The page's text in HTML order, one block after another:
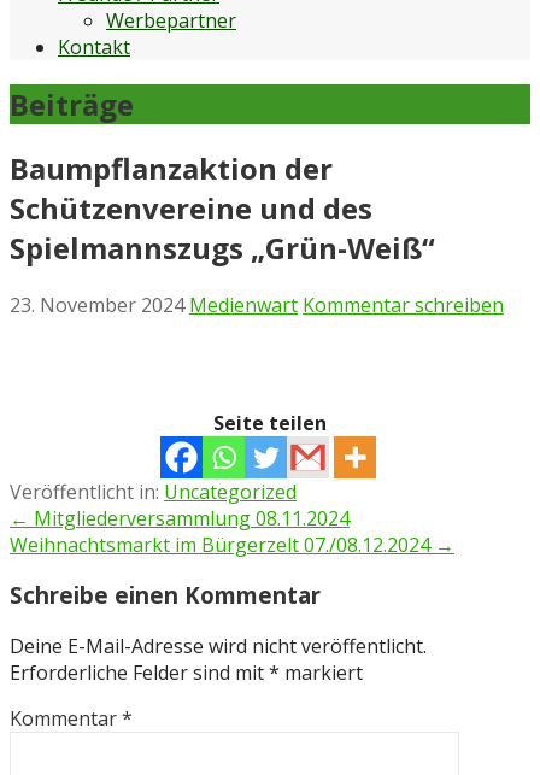
Werbepartner
Kontakt
Beiträge
Baumpflanzaktion der
Schützenvereine und des
Spielmannszugs „Grün-Weiß“
23. November 2024 Medienwart Kommentar schreiben
Seite teilen
Veröffentlicht in: Uncategorized
Beitragsnavigation
← Mitgliederversammlung 08.11.2024
Weihnachtsmarkt im Bürgerzelt 07./08.12.2024 →
Schreibe einen Kommentar
Deine E-Mail-Adresse wird nicht veröffentlicht.
Erforderliche Felder sind mit* markiert
Kommentar*